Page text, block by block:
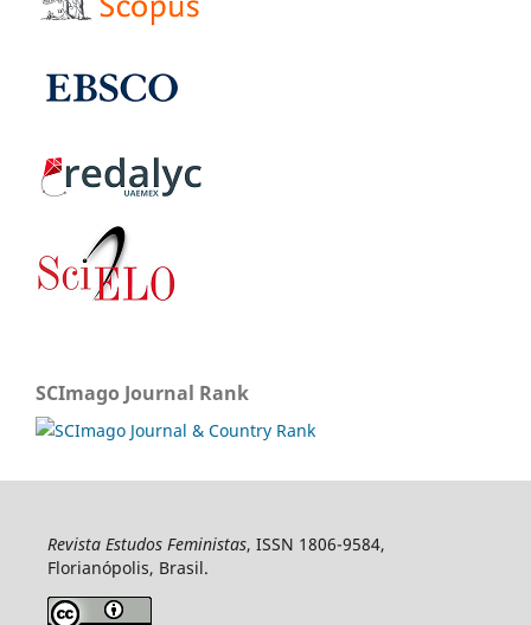
SCImago Journal Rank
Revista Estudos Feministas, ISSN 1806-9584,
Florianópolis, Brasil.